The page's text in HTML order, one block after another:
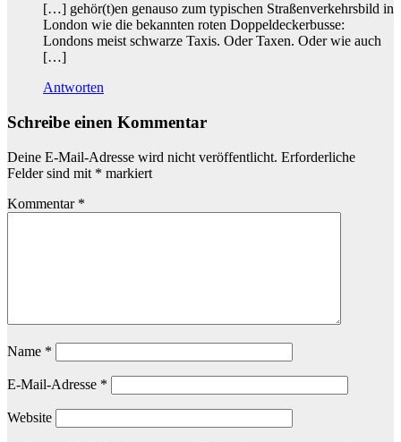
[…] gehör(t)en genauso zum typischen Straßenverkehrsbild in
London wie die bekannten roten Doppeldeckerbusse:
Londons meist schwarze Taxis. Oder Taxen. Oder wie auch
[…]
Antworten
Schreibe einen Kommentar
Deine E-Mail-Adresse wird nicht veröffentlicht. Erforderliche
Felder sind mit * markiert
Kommentar *
Name *
E-Mail-Adresse *
Website